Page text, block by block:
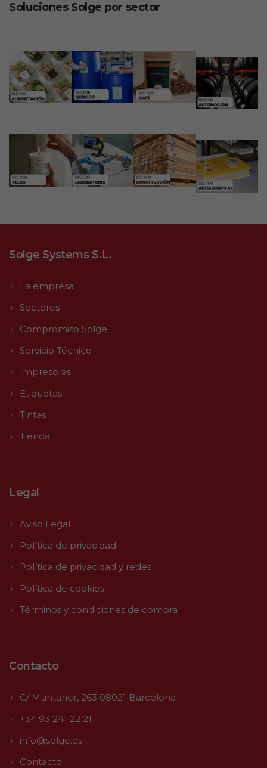
Soluciones Solge por sector
Solge Systems S.L.
La empresa
Sectores
Compromiso Solge
Servicio Técnico
Impresoras
Etiquetas
Tintas
Tienda
Legal
Aviso Legal
Política de privacidad
Política de privacidad y redes
Política de cookies
Términos y condiciones de compra
Contacto
C/ Muntaner, 263 08021 Barcelona
+34 93 241 22 21
info@solge.es
Contacto